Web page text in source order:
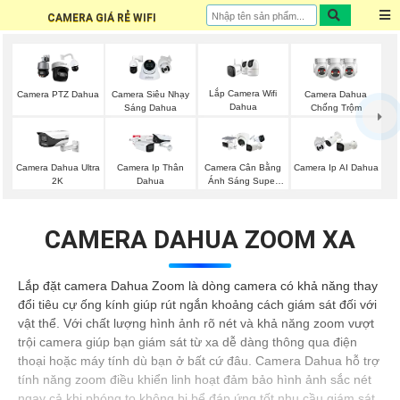
CAMERA GIÁ RẺ WIFI
Camera PTZ Dahua
Camera Siêu Nhạy
Sáng Dahua
Lắp Camera Wifi
Dahua
Camera Dahua
Chống Trộm
Camera Dahua Ultra
2K
Camera Ip Thân
Dahua
Camera Cân Bằng
Ánh Sáng Super
Camera Ip AI Dahua
CAMERA DAHUA ZOOM XA
Lắp đặt camera Dahua Zoom là dòng camera có khả năng thay
đổi tiêu cự ống kính giúp rút ngắn khoảng cách giám sát đối với
vật thể. Với chất lượng hình ảnh rõ nét và khả năng zoom vượt
trội camera giúp bạn giám sát từ xa dễ dàng thông qua điện
thoại hoặc máy tính dù bạn ở bất cứ đâu. Camera Dahua hỗ trợ
tính năng zoom điều khiển linh hoạt đảm bảo hình ảnh sắc nét